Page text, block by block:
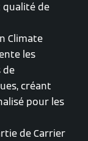
qualité de
Climate
les
de
créant
pour les
de Carrier